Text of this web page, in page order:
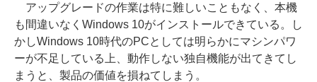
アップグレードの作業は特に難しいこともなく、本機
も間違いなくWindows 10がインストールできている。し
かしWindows 10時代のPCとしては明らかにマシンパワ
ーが不足している上、動作しない独自機能が出てきてし
まうと、製品の価値を損ねてしまう。